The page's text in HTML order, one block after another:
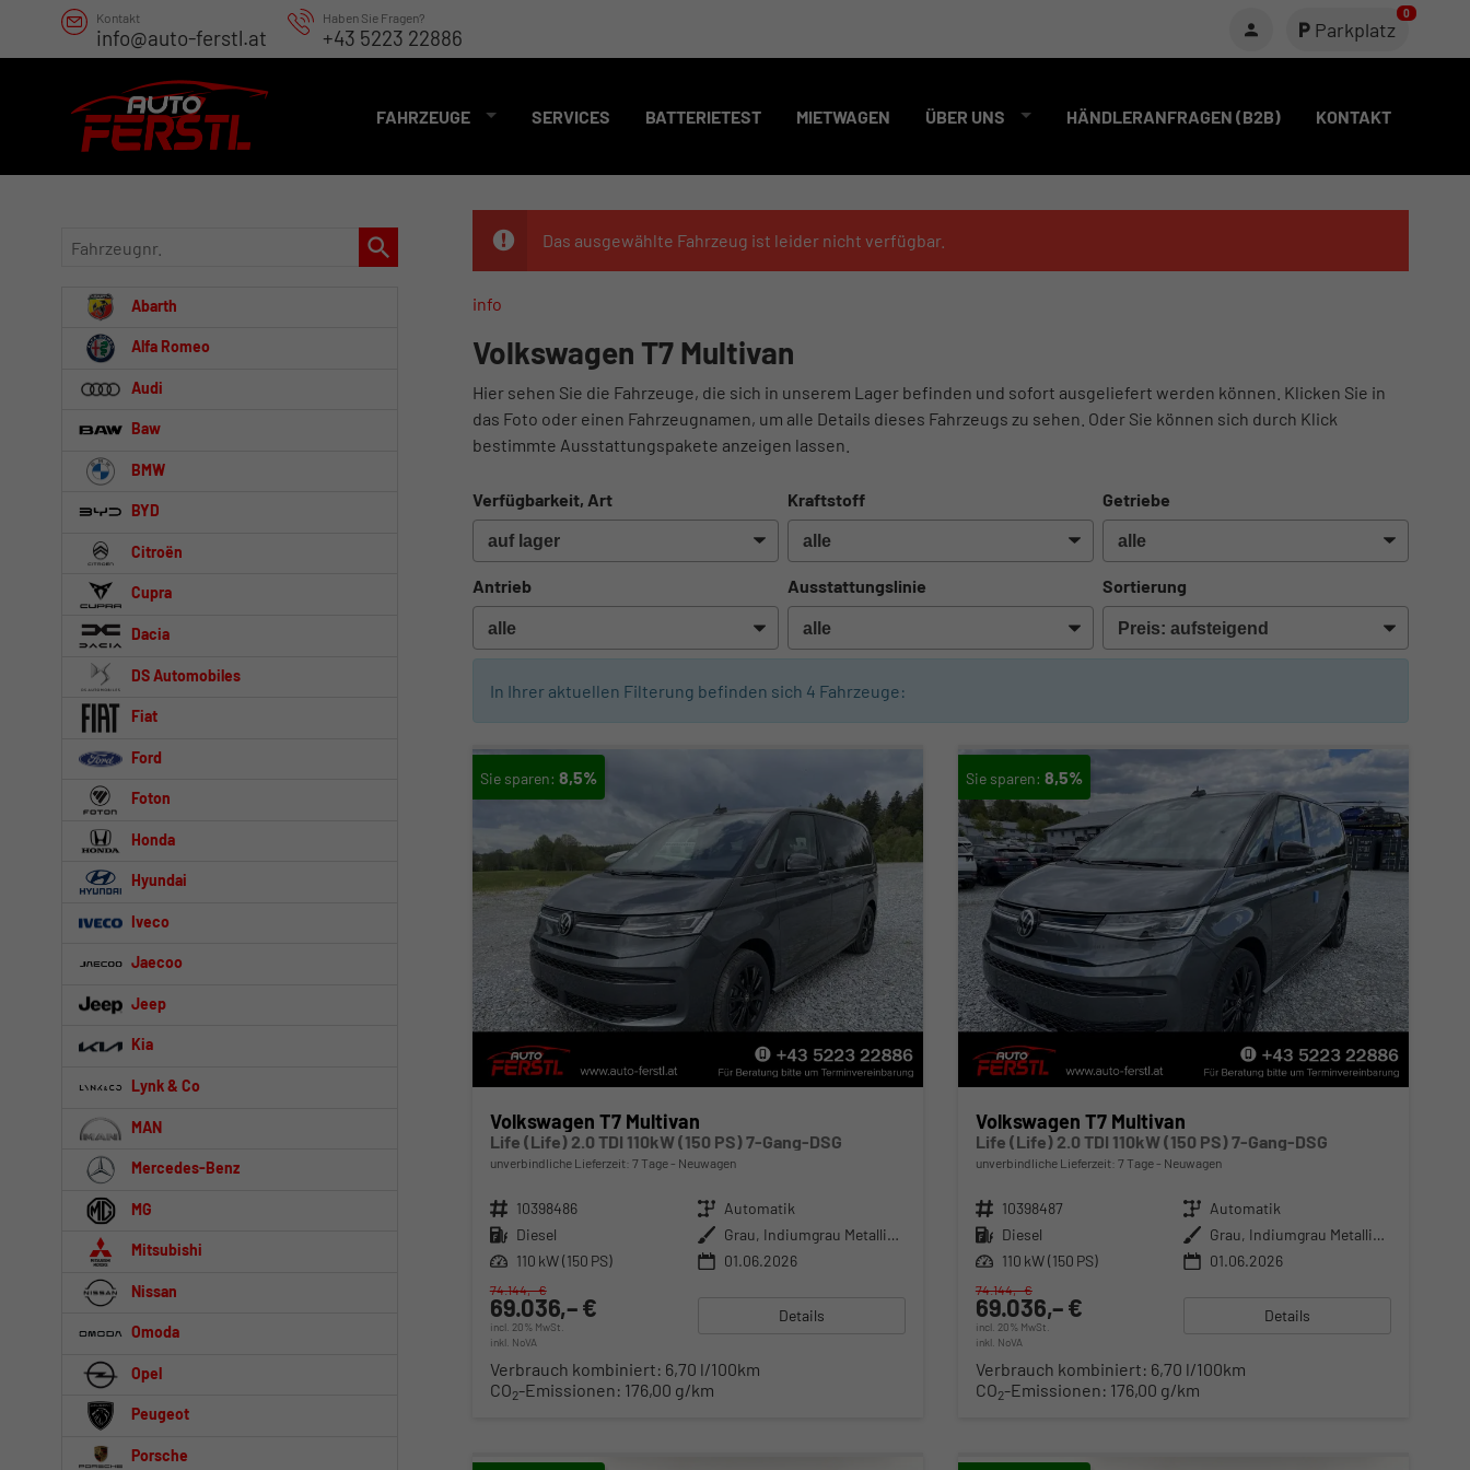
Kontakt
info@auto-ferstl.at
Haben Sie Fragen?
+43 5223 22886 Parkplatz
0
FAHRZEUGE SERVICES BATTERIETEST MIETWAGEN ÜBER UNS HÄNDLERANFRAGEN (B2B) KONTAKT
Das ausgewählte Fahrzeug ist leider nicht verfügbar.
info
Volkswagen T7 Multivan
Hier sehen Sie die Fahrzeuge, die sich in unserem Lager befinden und sofort ausgeliefert werden können. Klicken Sie in
das Foto oder einen Fahrzeugnamen, um alle Details dieses Fahrzeugs zu sehen. Oder Sie können sich durch Klick
bestimmte Ausstattungspakete anzeigen lassen.
Verfügbarkeit, Art Kraftstoff Getriebe
Antrieb Ausstattungslinie Sortierung
In Ihrer aktuellen Filterung befinden sich 4 Fahrzeuge:
8,5%
Volkswagen T7 Multivan
Life (Life) 2.0 TDI 110kW (150 PS) 7-Gang-DSG
unverbindliche Lieferzeit: 7 Tage Neuwagen
Fahrzeugnr. 10398486 Getriebe Automatik
Kraftstoff Diesel Außenfarbe
Grau, Indiumgrau Metallic (X3)
Leistung 110 kW (150 PS) 01.06.2026
69.036,– €
incl. 20% MwSt.
inkl. NoVA
74.144,– €
Details
Verbrauch kombiniert: 6,70 l/100km
CO2-Emissionen: 176,00 g/km
8,5%
Volkswagen T7 Multivan
Life (Life) 2.0 TDI 110kW (150 PS) 7-Gang-DSG
unverbindliche Lieferzeit: 7 Tage Neuwagen
Fahrzeugnr. 10398487 Getriebe Automatik
Kraftstoff Diesel Außenfarbe
Grau, Indiumgrau Metallic (X3)
Leistung 110 kW (150 PS) 01.06.2026
69.036,– €
incl. 20% MwSt.
inkl. NoVA
74.144,– €
Details
Verbrauch kombiniert: 6,70 l/100km
CO2-Emissionen: 176,00 g/km
Fahrzeugnr.
Abarth
Alfa Romeo
Audi
Baw
BMW
BYD
Citroën
Cupra
Dacia
DS Automobiles
Fiat
Ford
Foton
Honda
Hyundai
Iveco
Jaecoo
Jeep
Kia
Lynk & Co
MAN
Mercedes-Benz
MG
Mitsubishi
Nissan
Omoda
Opel
Peugeot
Porsche